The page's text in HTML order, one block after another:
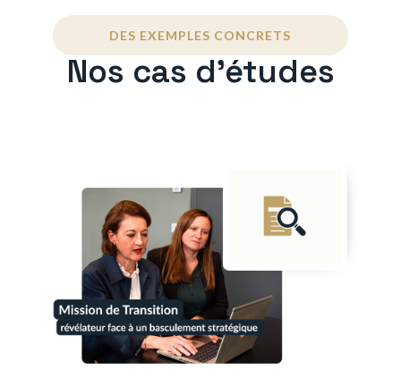
DES EXEMPLES CONCRETS
Nos cas d'études